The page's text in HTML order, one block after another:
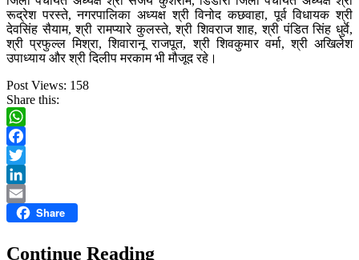
रूद्रेश परस्ते, नगरपालिका अध्यक्ष श्री विनोद कछवाहा, पूर्व विधायक श्री
देवसिंह सैयाम, श्री रामप्यारे कुलस्ते, श्री शिवराज शाह, श्री पंडित सिंह धुर्वे,
श्री प्रफुल्ल मिश्रा, शिवारानू राजपूत, श्री शिवकुमार वर्मा, श्री अखिलेश
उपाध्याय और श्री दिलीप मरकाम भी मौजूद रहे।
Post Views: 158
Share this:
WhatsApp
Facebook
Twitter
LinkedIn
Email Share
Continue Reading